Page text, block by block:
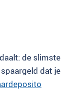
de slimste
dat je